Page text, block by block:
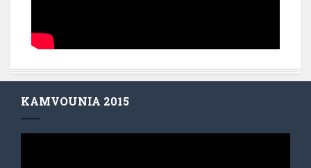
KAMVOUNIA 2015